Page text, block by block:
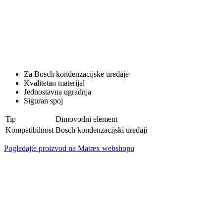
Za Bosch kondenzacijske uređaje
Kvalitetan materijal
Jednostavna ugradnja
Siguran spoj
Tip
Dimovodni element
Kompatibilnost Bosch kondenzacijski uređaji
Pogledajte proizvod na Matrex webshopu